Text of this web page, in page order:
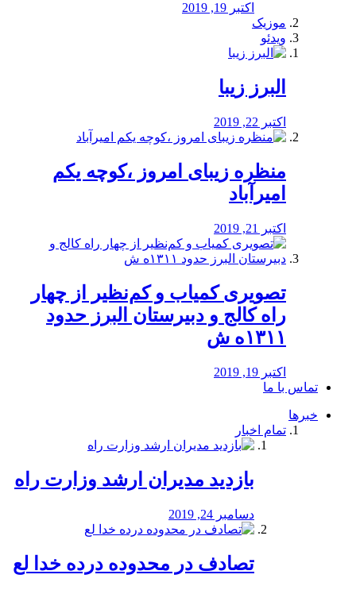
اکتبر 19, 2019
موزیک
ویدئو
البرز زیبا
اکتبر 22, 2019
منظره‌‌ زیبای امروز ،کوچه یکم
امیرآباد
اکتبر 21, 2019
️تصویری کمیاب و کم‌نظیر از چهار
راه كالج و دبيرستان البرز حدود
۱۳۱۱ه ش
اکتبر 19, 2019
تماس با ما
خبرها
تمام اخبار
بازدید مدیران ارشد وزارت راه
دسامبر 24, 2019
تصادف در محدوده درده خدا لع